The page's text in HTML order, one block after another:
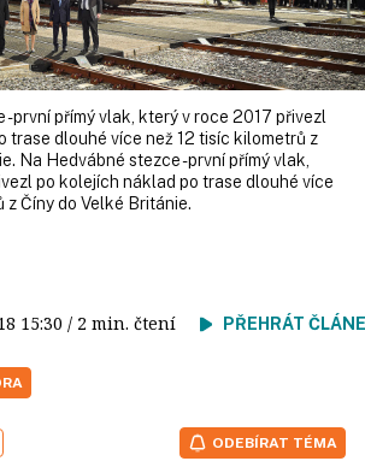
- první přímý vlak, který v roce 2017 přivezl
trase dlouhé více než 12 tisíc kilometrů z
Na Hedvábné stezce - první přímý vlak,
po kolejích náklad po trase dlouhé více
Číny do Velké Británie.
15:30 / 2 min. čtení PŘEHRÁT
ODEBÍRAT TÉMA